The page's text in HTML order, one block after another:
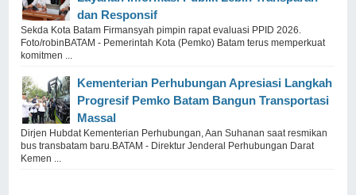
dan Responsif
Sekda Kota Batam Firmansyah pimpin rapat evaluasi PPID 2026.
Foto/robinBATAM - Pemerintah Kota (Pemko) Batam terus memperkuat
komitmen ...
Kementerian Perhubungan Apresiasi Langkah
Progresif Pemko Batam Bangun Transportasi
Massal
Dirjen Hubdat Kementerian Perhubungan, Aan Suhanan saat resmikan
bus transbatam baru.BATAM - Direktur Jenderal Perhubungan Darat
Kemen ...